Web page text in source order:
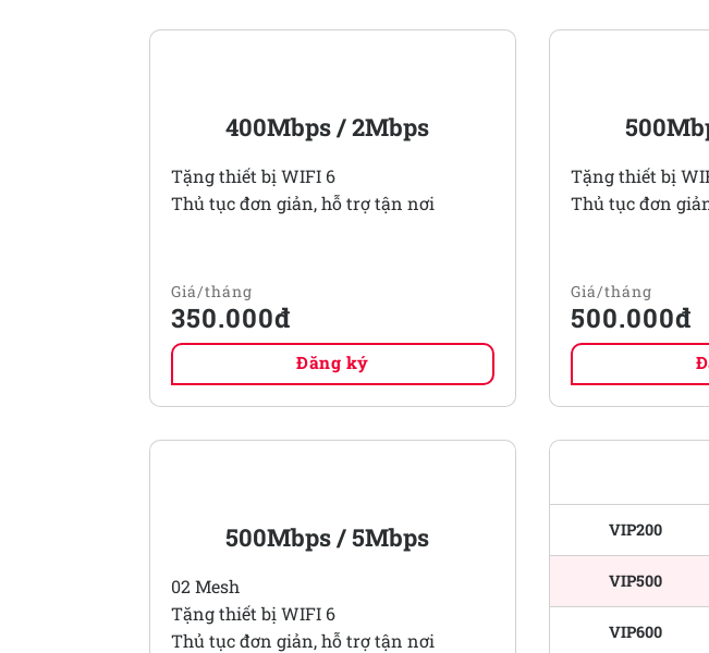
400Mbps / 2Mbps
Tặng thiết bị WIFI 6
Thủ tục đơn giản, hỗ trợ tận nơi
350.000đ
Đăng ký
Tặng thiết bị
Thủ tục đơn
500.000đ
500Mbps / 5Mbps
02 Mesh
Tặng thiết bị WIFI 6
Thủ tục đơn giản, hỗ trợ tận nơi
VIP200
VIP500
VIP600